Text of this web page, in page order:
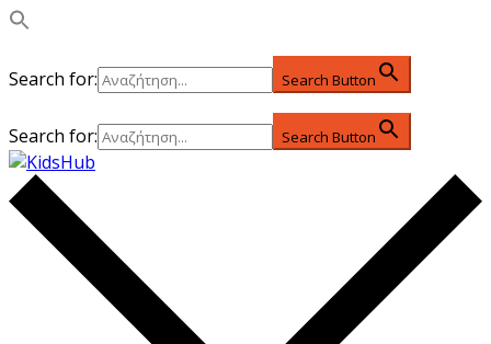
Search for: Search Button
Search for: Search Button